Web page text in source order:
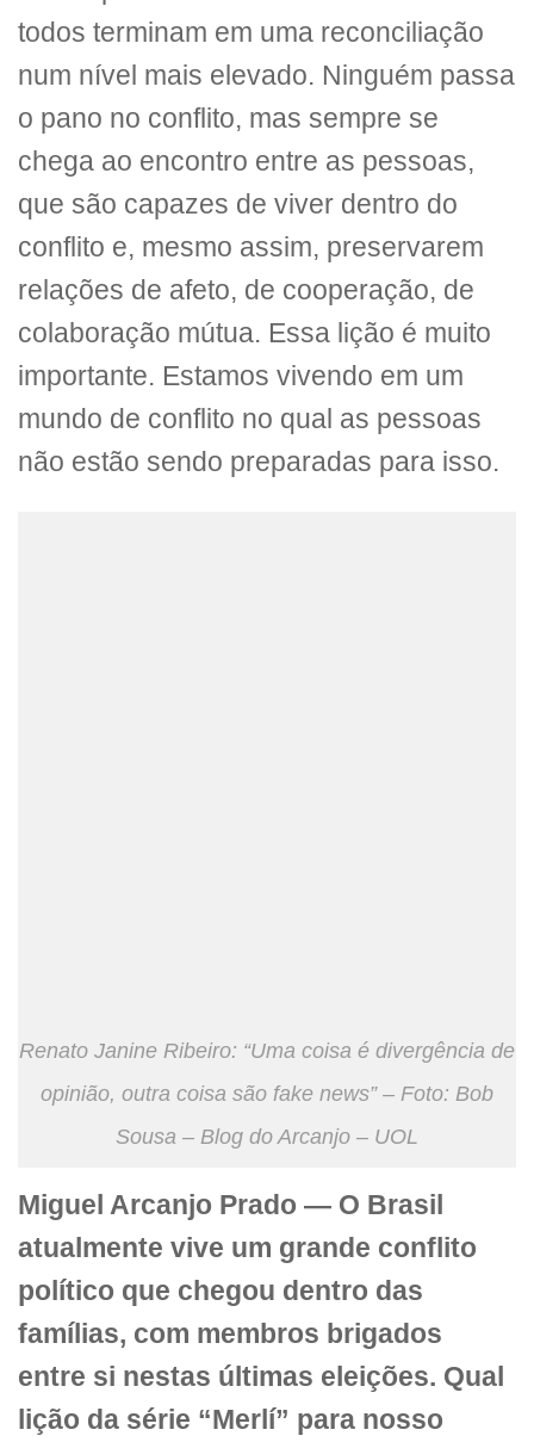
todos terminam em uma reconciliação
num nível mais elevado. Ninguém passa
o pano no conflito, mas sempre se
chega ao encontro entre as pessoas,
que são capazes de viver dentro do
conflito e, mesmo assim, preservarem
relações de afeto, de cooperação, de
colaboração mútua. Essa lição é muito
importante. Estamos vivendo em um
mundo de conflito no qual as pessoas
não estão sendo preparadas para isso.
Renato Janine Ribeiro: “Uma coisa é divergência de
opinião, outra coisa são fake news” – Foto: Bob
Sousa – Blog do Arcanjo – UOL
Miguel Arcanjo Prado — O Brasil
atualmente vive um grande conflito
político que chegou dentro das
famílias, com membros brigados
entre si nestas últimas eleições. Qual
lição da série “Merlí” para nosso